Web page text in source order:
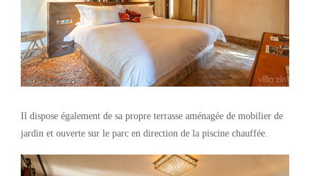
Il dispose également de sa propre terrasse aménagée de mobilier de
jardin et ouverte sur le parc en direction de la piscine chauffée.